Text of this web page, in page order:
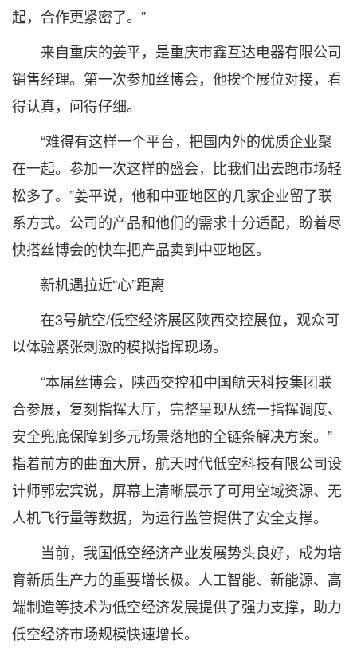
起，合作更紧密了。”
来自重庆的姜平，是重庆市鑫互达电器有限公司
销售经理。第一次参加丝博会，他挨个展位对接，看
得认真，问得仔细。
“难得有这样一个平台，把国内外的优质企业聚
在一起。参加一次这样的盛会，比我们出去跑市场轻
松多了。”姜平说，他和中亚地区的几家企业留了联
系方式。公司的产品和他们的需求十分适配，盼着尽
快搭丝博会的快车把产品卖到中亚地区。
新机遇拉近“心”距离
在3号航空/低空经济展区陕西交控展位，观众可
以体验紧张刺激的模拟指挥现场。
“本届丝博会，陕西交控和中国航天科技集团联
合参展，复刻指挥大厅，完整呈现从统一指挥调度、
安全兜底保障到多元场景落地的全链条解决方案。”
指着前方的曲面大屏，航天时代低空科技有限公司设
计师郭宏宾说，屏幕上清晰展示了可用空域资源、无
人机飞行量等数据，为运行监管提供了安全支撑。
当前，我国低空经济产业发展势头良好，成为培
育新质生产力的重要增长极。人工智能、新能源、高
端制造等技术为低空经济发展提供了强力支撑，助力
低空经济市场规模快速增长。